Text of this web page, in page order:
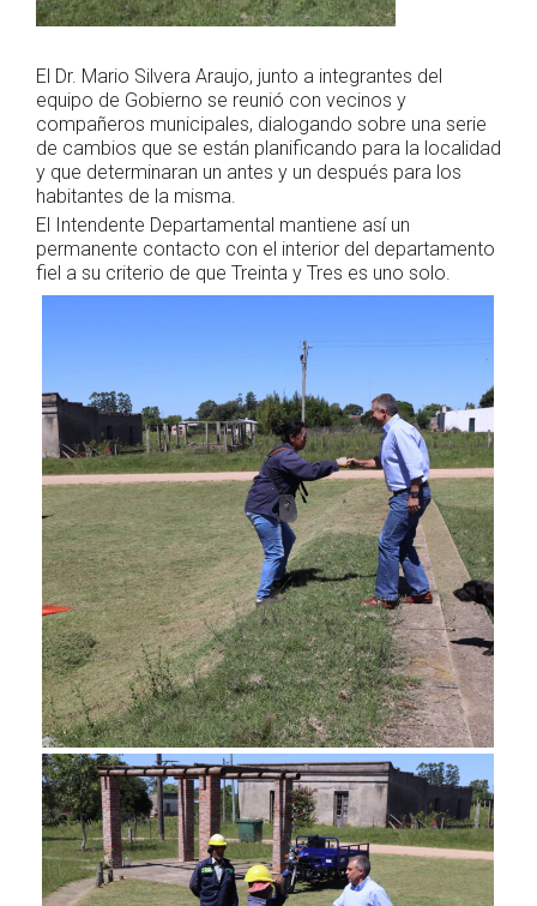
El Dr. Mario Silvera Araujo, junto a integrantes del
equipo de Gobierno se reunió con vecinos y
compañeros municipales, dialogando sobre una serie
de cambios que se están planificando para la localidad
y que determinaran un antes y un después para los
habitantes de la misma.
El Intendente Departamental mantiene así un
permanente contacto con el interior del departamento
fiel a su criterio de que Treinta y Tres es uno solo.